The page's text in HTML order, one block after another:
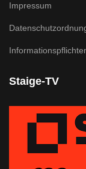
Impressum
Staige-TV